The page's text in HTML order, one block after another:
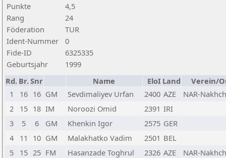
Punkte
4,5
Rang
24
Föderation
TUR
Ident-Nummer
0
Fide-ID
6325335
Geburtsjahr
1999
Rd. Br.Snr Name EloI Land
Verein/
1
16 16 GM Sevdimaliyev Urfan 2400 AZE
NAR-
2
15 18 IM Noroozi Omid 2391 IRI
3
5 6 GM Khenkin Igor 2575 GER
4
11 10 GM Malakhatko Vadim 2501 BEL
5
15 25 FM Hasanzade Toghrul 2326 AZE
NAR-